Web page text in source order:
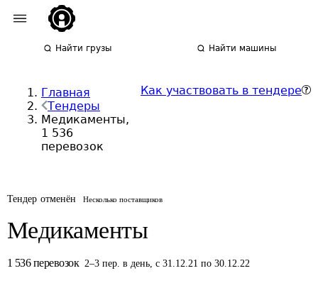
Найти грузы Найти машины
Главная
Тендеры
Медикаменты,
1 536
перевозок
Как участвовать в тендере
Тендер отменён Несколько поставщиков
Медикаменты
1 536 перевозок 2–3 пер. в день,с 31.12.21 по 30.12.22